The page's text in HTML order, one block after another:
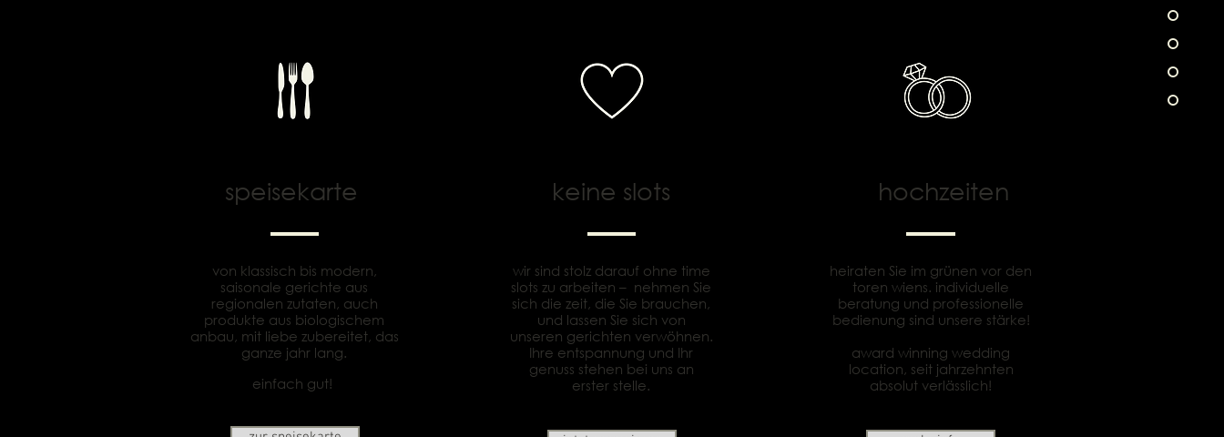
speisekarte
von klassisch bis modern,
saisonale gerichte aus
regionalen zutaten, auch
produkte aus biologischem
anbau, mit liebe zubereitet, das
ganze jahr lang.
einfach gut!
keine slots
wir sind stolz darauf ohne time
slots zu arbeiten – nehmen Sie
sich die zeit, die Sie brauchen,
und lassen Sie sich von
unseren gerichten verwöhnen.
Ihre entspannung und Ihr
genuss stehen bei uns an
erster stelle.
hochzeiten
heiraten Sie im grünen vor den
toren wiens. individuelle
beratung und professionelle
bedienung sind unsere stärke!
award winning wedding
location, seit jahrzehnten
absolut verlässlich!